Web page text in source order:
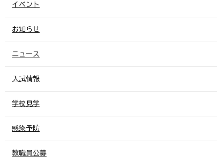
イベント
お知らせ
ニュース
入試情報
学校見学
感染予防
教職員公募